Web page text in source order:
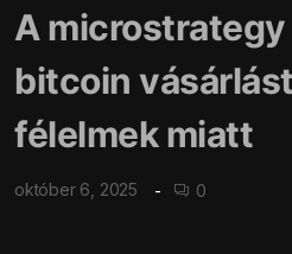
A
bitcoin
félelmek miatt
október 6, 2025 0